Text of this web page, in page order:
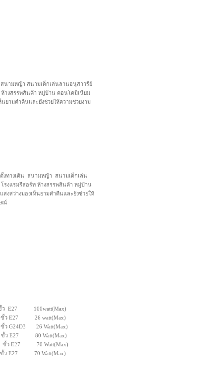
สนามหญ้า สนามเด็กเล่นลานอนุสาวรีย์
างสรรพสินค้า หมู่บ้าน คอนโดมิเนียม
ยามคำคืนและยังช่วยให้ความช่วยงาม
างเดิน สนามหญ้า สนามเด็กเล่น
งแรมรีสอร์ท ห้างสรรพสินค้า หมู่บ้าน
งสว่างมองเห็นยามคำคืนและยังช่วยให้
ณ์
100watt(Max)
ขั้ว E27 26 watt(Max)
G24D3 26 Watt(Max)
E27 80 Watt(Max)
E27 70 Watt(Max)
ว E27 70 Watt(Max)